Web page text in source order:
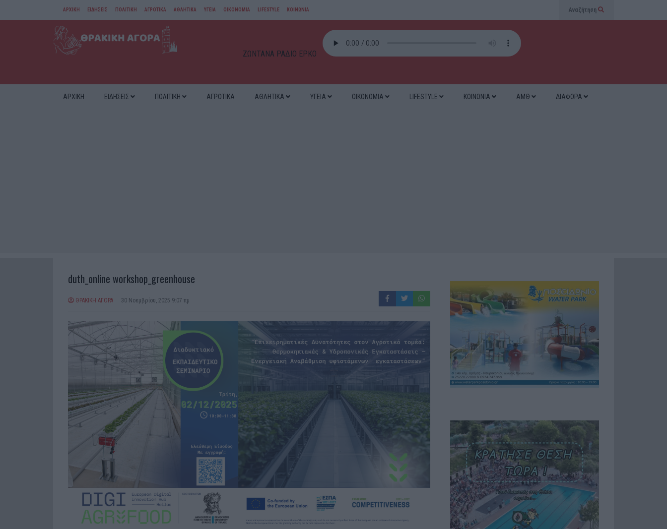
ΑΡΧΙΚΗ ΕΙΔΗΣΕΙΣ ΠΟΛΙΤΙΚΗ ΑΓΡΟΤΙΚΑ ΑΘΛΗΤΙΚΑ ΥΓΕΙΑ ΟΙΚΟΝΟΜΙΑ LIFESTYLE ΚΟΙΝΩΝΙΑ
ΑΜΘ
Αναζήτηση
ΖΩΝΤΑΝΑ ΡΑΔΙΟ ΕΡΚΟ
ΑΡΧΙΚΗ ΕΙΔΗΣΕΙΣ ΠΟΛΙΤΙΚΗ ΑΓΡΟΤΙΚΑ ΑΘΛΗΤΙΚΑ ΥΓΕΙΑ ΟΙΚΟΝΟΜΙΑ LIFESTYLE ΚΟΙΝΩΝΙΑ ΑΜΘ ΔΙΑΦΟΡΑ
duth_online workshop_greenhouse
ΘΡΑΚΙΚΗ ΑΓΟΡΑ 30 Νοεμβρίου, 2025 9:07 πμ